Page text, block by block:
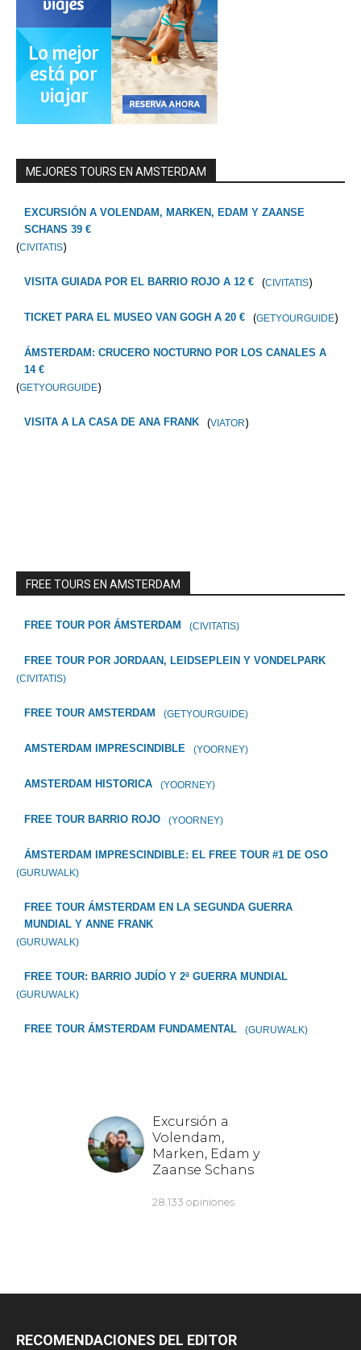
MEJORES TOURS EN AMSTERDAM
EXCURSIÓN A VOLENDAM, MARKEN, EDAM Y ZAANSE
SCHANS 39 €
(CIVITATIS)
VISITA GUIADA POR EL BARRIO ROJO A 12 € (CIVITATIS)
TICKET PARA EL MUSEO VAN GOGH A 20 € (GETYOURGUIDE)
ÁMSTERDAM: CRUCERO NOCTURNO POR LOS CANALES A
14 €
(GETYOURGUIDE)
VISITA A LA CASA DE ANA FRANK (VIATOR)
FREE TOURS EN AMSTERDAM
FREE TOUR POR ÁMSTERDAM (CIVITATIS)
FREE TOUR POR JORDAAN, LEIDSEPLEIN Y VONDELPARK
(CIVITATIS)
FREE TOUR AMSTERDAM (GETYOURGUIDE)
AMSTERDAM IMPRESCINDIBLE (YOORNEY)
AMSTERDAM HISTORICA (YOORNEY)
FREE TOUR BARRIO ROJO (YOORNEY)
ÁMSTERDAM IMPRESCINDIBLE: EL FREE TOUR #1 DE OSO
(GURUWALK)
FREE TOUR ÁMSTERDAM EN LA SEGUNDA GUERRA
MUNDIAL Y ANNE FRANK
(GURUWALK)
FREE TOUR: BARRIO JUDÍO Y 2ª GUERRA MUNDIAL
(GURUWALK)
FREE TOUR ÁMSTERDAM FUNDAMENTAL (GURUWALK)
RECOMENDACIONES DEL EDITOR